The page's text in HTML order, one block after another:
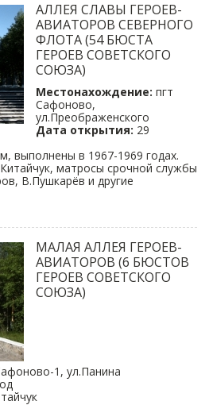
АЛЛЕЯ СЛАВЫ ГЕРОЕВ-
АВИАТОРОВ СЕВЕРНОГО
ФЛОТА (54 БЮСТА
ГЕРОЕВ СОВЕТСКОГО
СОЮЗА)
Местонахождение: пгт
Сафоново,
ул.Преображенского
Дата открытия: 29
выполнены в 1967-1969 годах.
матросы срочной службы
В.Пушкарёв и другие
МАЛАЯ АЛЛЕЯ ГЕРОЕВ-
АВИАТОРОВ (6 БЮСТОВ
ГЕРОЕВ СОВЕТСКОГО
СОЮЗА)
1, ул.Панина